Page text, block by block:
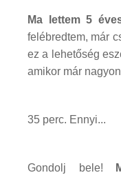
Ma lettem 5
felébredtem, már
ez a lehetőség
amikor már
35 perc. Ennyi...
Gondolj bele!